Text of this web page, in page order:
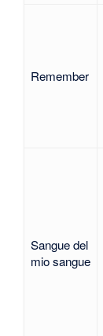
Remember
Sangue del
mio sangue